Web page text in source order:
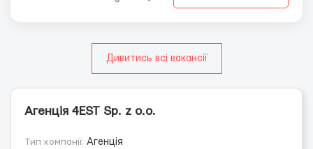
Дивитись всі вакансії
Агенція 4EST Sp. z o.o.
Тип компанії: Агенція